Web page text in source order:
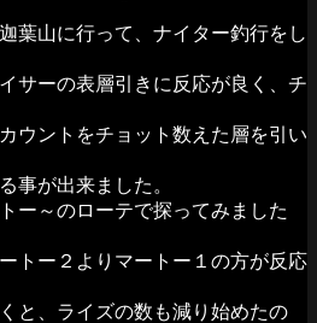
葉山に行って、ナイター釣行をし
サーの表層引きに反応が良く、チ
ウントをチョット数えた層を引い
事が出来ました。
ー～のローテで探ってみました
トー２よりマートー１の方が反応
と、ライズの数も減り始めたの